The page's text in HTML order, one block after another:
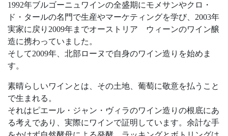
1992年ブルゴーニュワインの全盛期にモメサンやクロ・
ド・タールの名門で生産やマーケティングを学び、2003年
実家に戻り2009年までオーストリア ウィーンのワイン醸
造に携わっていました。
そして2009年、北部ローヌで自身のワイン造りを始めま
す。
素晴らしいワインとは、その土地、葡萄に敬意を払うこと
で生まれる。
それはピエール・ジャン・ヴィラのワイン造りの根底にあ
る考えであり、実際にワインで証明しています。余計な手